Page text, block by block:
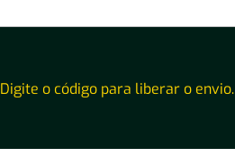
Digite o código para liberar o envio.